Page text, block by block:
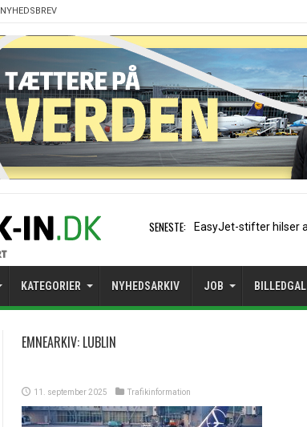
NYHEDSBREV
SENESTE: Air France etablerer
KATEGORIER NYHEDSARKIV JOB
EMNEARKIV: LUBLIN
11. september 2025 Trafikinformation